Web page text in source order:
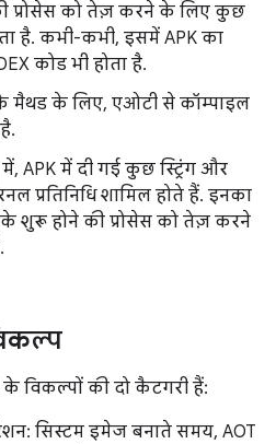
प्रोसेस को तेज़ करने के लिए कुछ
है. कभी-कभी, इसमें APK का
कोड भी होता है.
मैथड के लिए, एओटी से कॉम्पाइल
में, APK में दी गई कुछ स्ट्रिंग और
प्रतिनिधि शामिल होते हैं. इनका
शुरू होने की प्रोसेस को तेज़ करने
विकल्पों की दो कैटगरी हैं:
सिस्टम इमेज बनाते समय, AOT